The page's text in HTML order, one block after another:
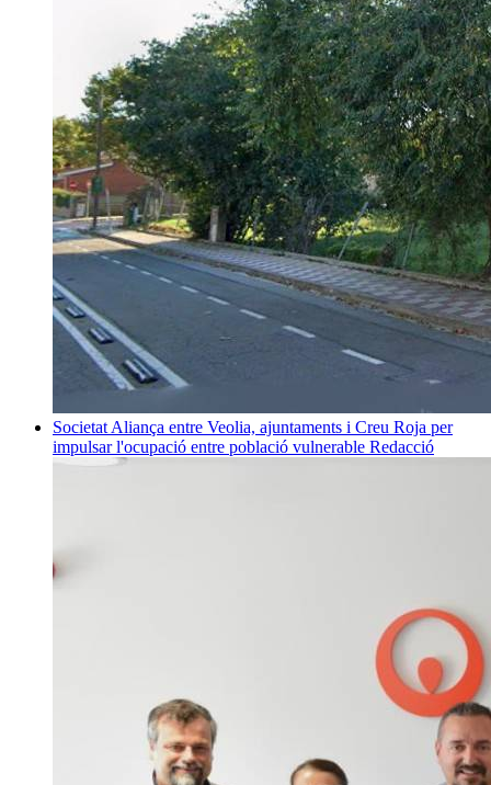
Societat Aliança entre Veolia, ajuntaments i Creu Roja per
impulsar l'ocupació entre població vulnerable Redacció